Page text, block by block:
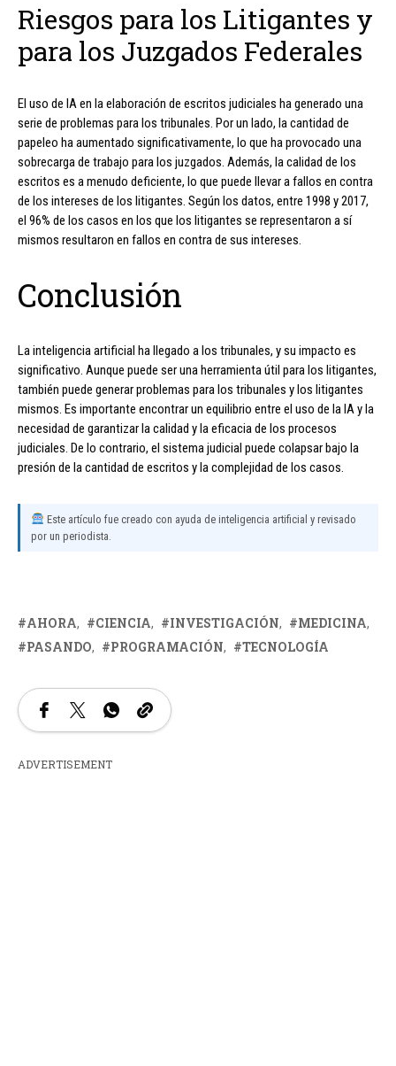
Riesgos para los Litigantes y
para los Juzgados Federales
El uso de IA en la elaboración de escritos judiciales ha generado una
serie de problemas para los tribunales. Por un lado, la cantidad de
papeleo ha aumentado significativamente, lo que ha provocado una
sobrecarga de trabajo para los juzgados. Además, la calidad de los
escritos es a menudo deficiente, lo que puede llevar a fallos en contra
de los intereses de los litigantes. Según los datos, entre 1998 y 2017,
el 96% de los casos en los que los litigantes se representaron a sí
mismos resultaron en fallos en contra de sus intereses.
Conclusión
La inteligencia artificial ha llegado a los tribunales, y su impacto es
significativo. Aunque puede ser una herramienta útil para los litigantes,
también puede generar problemas para los tribunales y los litigantes
mismos. Es importante encontrar un equilibrio entre el uso de la IA y la
necesidad de garantizar la calidad y la eficacia de los procesos
judiciales. De lo contrario, el sistema judicial puede colapsar bajo la
presión de la cantidad de escritos y la complejidad de los casos.
Este artículo fue creado con ayuda de inteligencia artificial y revisado
por un periodista.
AHORA CIENCIA INVESTIGACIÓN
MEDICINA
PASANDO
PROGRAMACIÓN TECNOLOGÍA
ADVERTISEMENT